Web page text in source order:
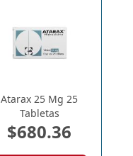
Atarax 25 Mg 25
Tabletas
$680.36